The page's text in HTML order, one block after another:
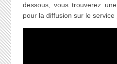
dessous, vous trouverez
pour la diffusion sur le service